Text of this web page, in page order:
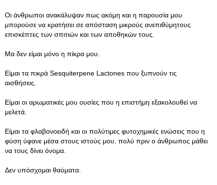
Οι άνθρωποι ανακάλυψαν πως ακόμη και η παρουσία μου
μπορούσε να κρατήσει σε απόσταση μικρούς ανεπιθύμητους
επισκέπτες των σπιτιών και των αποθηκών τους.
Μα δεν είμαι μόνο η πίκρα μου.
Είμαι τα πικρά Sesquiterpene Lactones που ξυπνούν τις
αισθήσεις.
Είμαι οι αρωματικές μου ουσίες που η επιστήμη εξακολουθεί να
μελετά.
Είμαι τα φλαβονοειδή και οι πολύτιμες φυτοχημικές ενώσεις που η
φύση ύφανε μέσα στους ιστούς μου, πολύ πριν ο άνθρωπος μάθει
να τους δίνει όνομα.
Δεν υπόσχομαι θαύματα.